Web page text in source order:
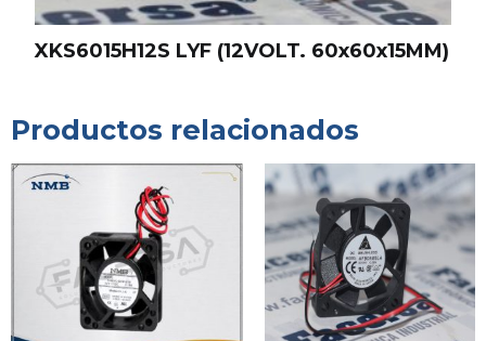
XKS6015H12S LYF (12VOLT. 60x60x15MM)
Productos relacionados